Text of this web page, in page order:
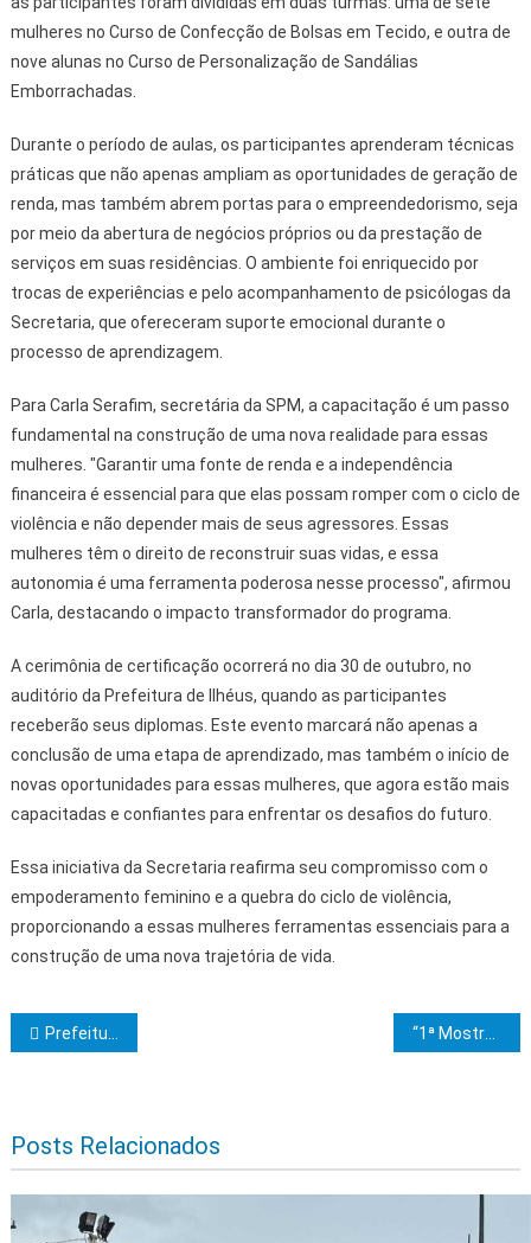
mulheres no Curso de Confecção de Bolsas em Tecido, e outra de
nove alunas no Curso de Personalização de Sandálias
Emborrachadas.
Durante o período de aulas, os participantes aprenderam técnicas
práticas que não apenas ampliam as oportunidades de geração de
renda, mas também abrem portas para o empreendedorismo, seja
por meio da abertura de negócios próprios ou da prestação de
serviços em suas residências. O ambiente foi enriquecido por
trocas de experiências e pelo acompanhamento de psicólogas da
Secretaria, que ofereceram suporte emocional durante o
processo de aprendizagem.
Para Carla Serafim, secretária da SPM, a capacitação é um passo
fundamental na construção de uma nova realidade para essas
mulheres. "Garantir uma fonte de renda e a independência
financeira é essencial para que elas possam romper com o ciclo de
violência e não depender mais de seus agressores. Essas
mulheres têm o direito de reconstruir suas vidas, e essa
autonomia é uma ferramenta poderosa nesse processo", afirmou
Carla, destacando o impacto transformador do programa.
A cerimônia de certificação ocorrerá no dia 30 de outubro, no
auditório da Prefeitura de Ilhéus, quando as participantes
receberão seus diplomas. Este evento marcará não apenas a
conclusão de uma etapa de aprendizado, mas também o início de
novas oportunidades para essas mulheres, que agora estão mais
capacitadas e confiantes para enfrentar os desafios do futuro.
Essa iniciativa da Secretaria reafirma seu compromisso com o
empoderamento feminino e a quebra do ciclo de violência,
proporcionando a essas mulheres ferramentas essenciais para a
construção de uma nova trajetória de vida.
Navegação de Post
Prefeitura de Itabuna reestrutura Plano de Ação para minimizar impactos das chuvas “1ª Mostra APS, Aqui Tem SUS Itabuna” acontecerá em novembro
Posts Relacionados